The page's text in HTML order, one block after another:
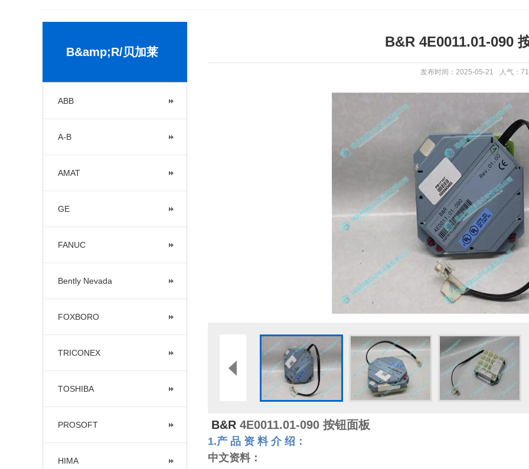
B&amp;R/贝加莱
ABB
A-B
AMAT
GE
FANUC
Bently Nevada
FOXBORO
TRICONEX
TOSHIBA
PROSOFT
HIMA
B&R 4E0011.01-090
发布时间：2025-05-21 人气：
B&R 4E0011.01-090 按钮面板
1.产 品 资 料 介 绍：
中文资料：